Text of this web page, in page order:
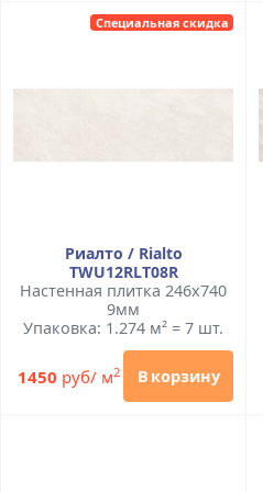
Специальная скидка
Риалто / Rialto
TWU12RLT08R
Настенная плитка 246x740
9мм
Упаковка: 1.274 м² = 7 шт.
1450 руб/ м2 В корзину